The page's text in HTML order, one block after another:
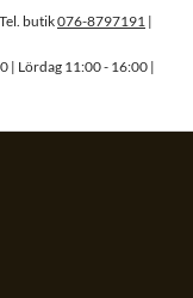
butik076-8797191 |
| Lördag 11:00 - 16:00 |